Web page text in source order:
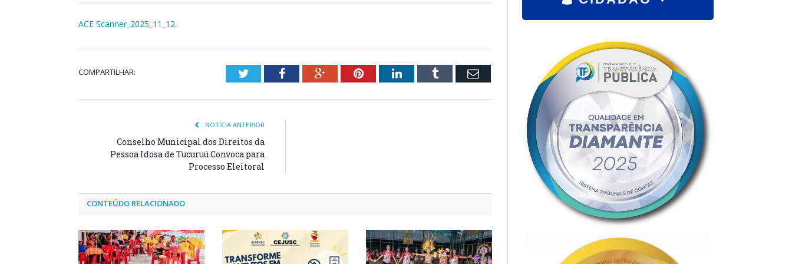
ACE Scanner_2025_11_12
COMPARTILHAR: TwitterFacebookGoogle+PinterestLinkedInTumblr Email
NOTÍCIA ANTERIOR
Conselho Municipal dos Direitos da
Pessoa Idosa de Tucuruú Convoca para
Processo Eleitoral
CONTEÚDO RELACIONADO